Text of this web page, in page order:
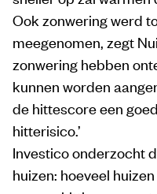
Ook zonwering werd
meegenomen, zegt
zonwering hebben
kunnen worden
de hittescore een
hitterisico.’
Investico onderzocht
huizen: hoeveel